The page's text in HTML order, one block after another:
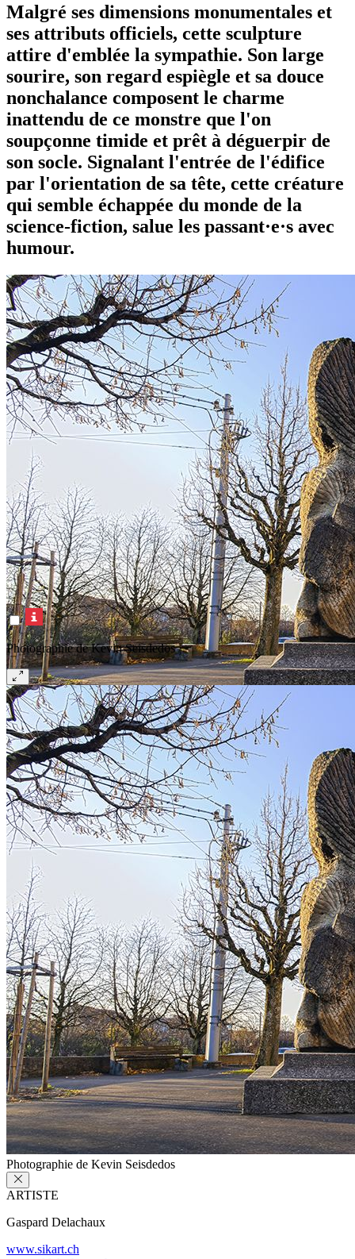
Malgré ses dimensions monumentales et
ses attributs officiels, cette sculpture
attire d'emblée la sympathie. Son large
sourire, son regard espiègle et sa douce
nonchalance composent le charme
inattendu de ce monstre que l'on
soupçonne timide et prêt à déguerpir de
son socle. Signalant l'entrée de l'édifice
par l'orientation de sa tête, cette créature
qui semble échappée du monde de la
science-fiction, salue les passant·e·s avec
humour.
Photographie de Kevin Seisdedos
Photographie de Kevin Seisdedos
ARTISTE
Gaspard Delachaux
www.sikart.ch